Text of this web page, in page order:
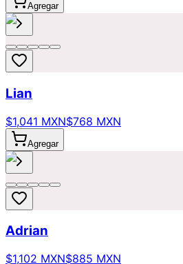
Agregar
Lian
$1,041 MXN$768 MXN
Agregar
Adrian
$1,102 MXN$885 MXN